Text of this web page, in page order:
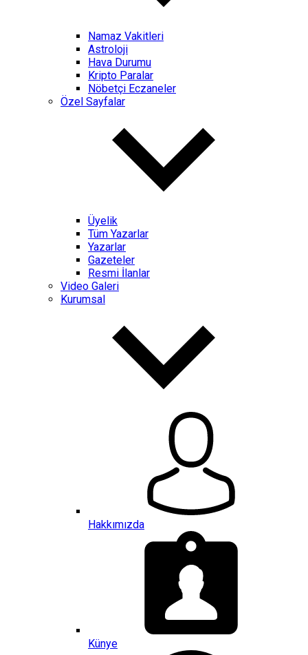
Namaz Vakitleri
Astroloji
Hava Durumu
Kripto Paralar
Nöbetçi Eczaneler
Özel Sayfalar
Üyelik
Tüm Yazarlar
Yazarlar
Gazeteler
Resmi İlanlar
Video Galeri
Kurumsal
Hakkımızda
Künye